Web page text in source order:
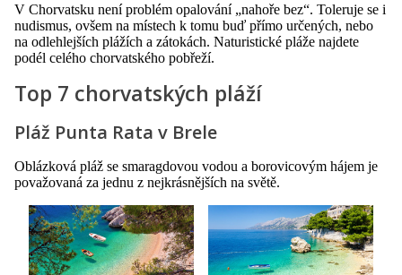
V Chorvatsku není problém opalování „nahoře bez“. Toleruje se i
nudismus, ovšem na místech k tomu buď přímo určených, nebo
na odlehlejších plážích a zátokách. Naturistické pláže najdete
podél celého chorvatského pobřeží.
Top 7 chorvatských pláží
Pláž Punta Rata v Brele
Oblázková pláž se smaragdovou vodou a borovicovým hájem je
považovaná za jednu z nejkrásnějších na světě.